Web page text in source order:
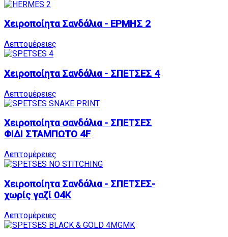
Χειροποίητα Σανδάλια - ΕΡΜΗΣ 2
Λεπτομέρειες
Χειροποίητα Σανδάλια - ΣΠΕΤΣΕΣ 4
Λεπτομέρειες
Χειροποίητα σανδάλια - ΣΠΕΤΣΕΣ
ΦΙΔΙ ΣΤΑΜΠΩΤΟ 4F
Λεπτομέρειες
Χειροποίητα Σανδάλια - ΣΠΕΤΣΕΣ-
χωρίς γαζί 04K
Λεπτομέρειες